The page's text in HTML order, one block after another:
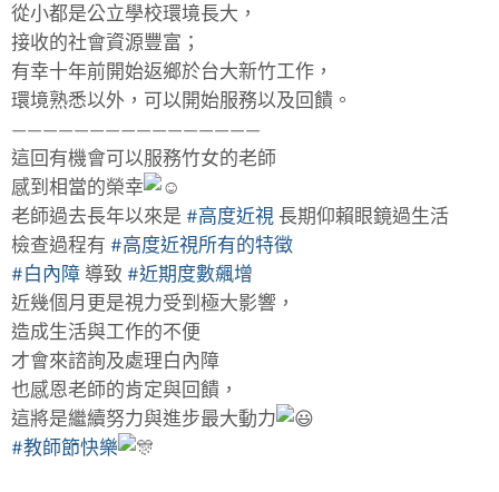
從小都是公立學校環境長大，
接收的社會資源豐富；
有幸十年前開始返鄉於台大新竹工作，
環境熟悉以外，可以開始服務以及回饋。
————————————————
這回有機會可以服務竹女的老師
感到相當的榮幸
老師過去長年以來是 #高度近視 長期仰賴眼鏡過生活
檢查過程有 #高度近視所有的特徵
#白內障 導致 #近期度數飆增
近幾個月更是視力受到極大影響，
造成生活與工作的不便
才會來諮詢及處理白內障
也感恩老師的肯定與回饋，
這將是繼續努力與進步最大動力
#教師節快樂